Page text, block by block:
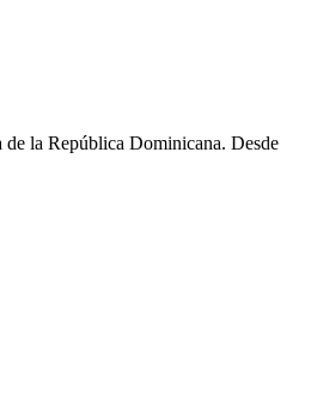
la República Dominicana. Desde